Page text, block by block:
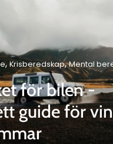
Krisberedskap Mental
för bilen -
guide för